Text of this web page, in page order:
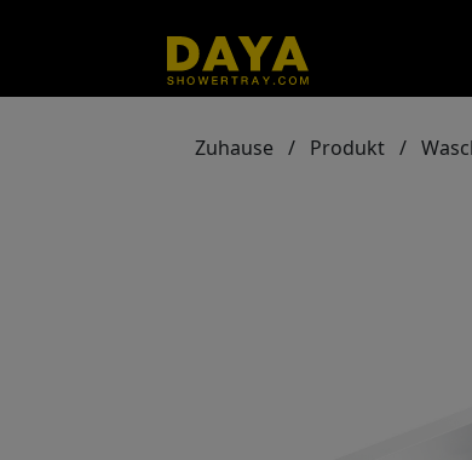
Zuhause / Produkt /